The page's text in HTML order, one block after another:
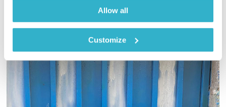
Allow all
Customize